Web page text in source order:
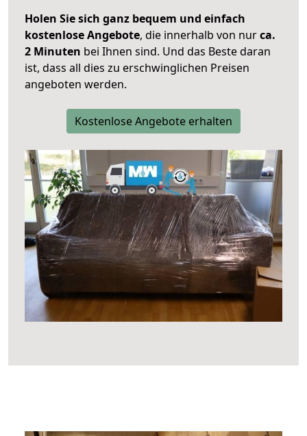
Holen Sie sich ganz bequem und einfach
kostenlose Angebote, die innerhalb von nurca.
2 Minuten bei Ihnen sind. Und das Beste daran
ist, dass all dies zu erschwinglichen Preisen
angeboten werden.
Kostenlose Angebote erhalten